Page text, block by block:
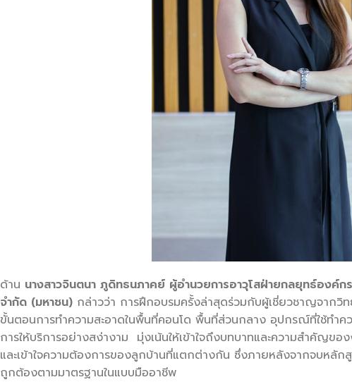
ด้าน นางสาวจินตนา ภูดิทธนภาคย์ ผู้อำนวยการอาวุโสฝ่ายกลยุทธ์อง
จำกัด (มหาชน) กล่าวว่า การฝึกอบรมครั้งล่าสุดร่วมกับผู้เชี่ยวชาญจาก
ขั้นตอนการทำความสะอาดในพื้นที่คอนโด พื้นที่ส่วนกลาง อุปกรณ์ที่ใช้ท
การให้บริการอย่างสง่างาม มุ่งเน้นให้เข้าใจถึงบทบาทและความสำคัญข
และเข้าใจความต้องการของลูกบ้านที่แตกต่างกัน ซึ่งภายหลังจากจบหลั
ถูกต้องตามมาตรฐานในแบบมืออาชีพ